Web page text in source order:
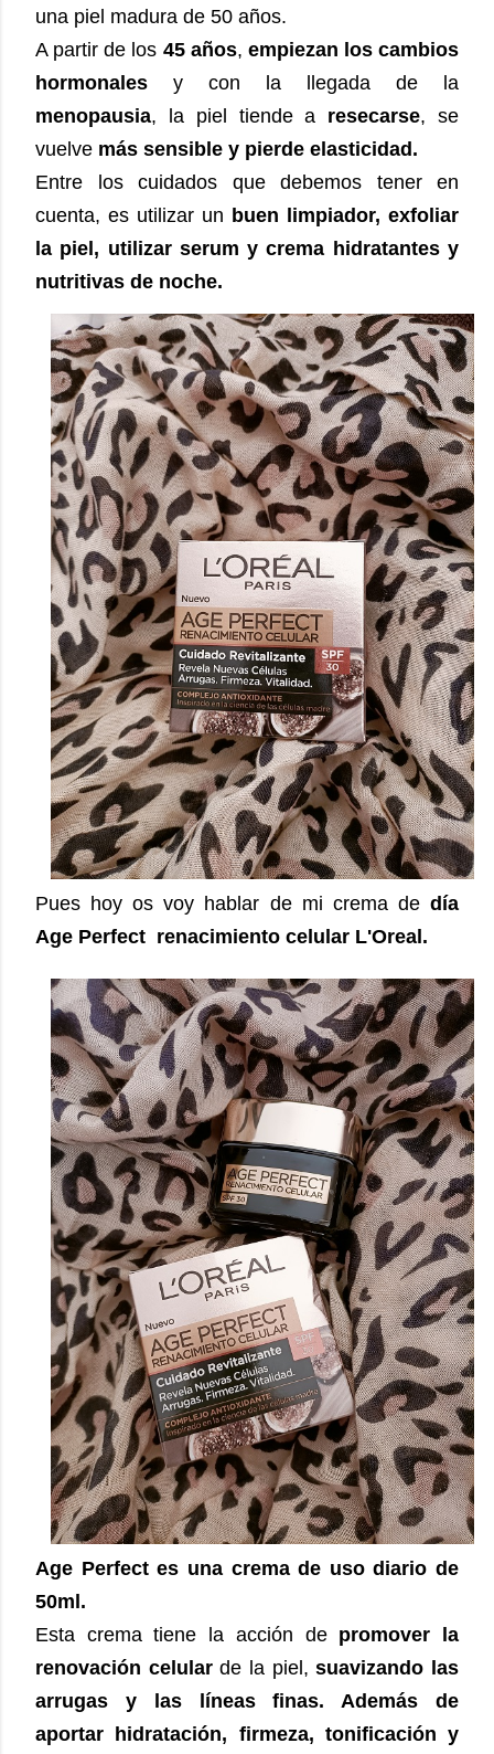
una piel madura de 50 años.
A partir de los 45 años, empiezan los cambios
hormonales y con la llegada de la
menopausia, la piel tiende a resecarse, se
vuelve más sensible y pierde elasticidad.
Entre los cuidados que debemos tener en
cuenta, es utilizar un buen limpiador, exfoliar
la piel, utilizar serum y crema hidratantes y
nutritivas de noche.
Pues hoy os voy hablar de mi crema de día
Age Perfect renacimiento celular L'Oreal.
Age Perfect es una crema de uso diario de
50ml.
Esta crema tiene la acción de promover la
renovación celularde la piel,suavizando las
arrugas y las líneas finas. Además de
aportar hidratación, firmeza, tonificación y